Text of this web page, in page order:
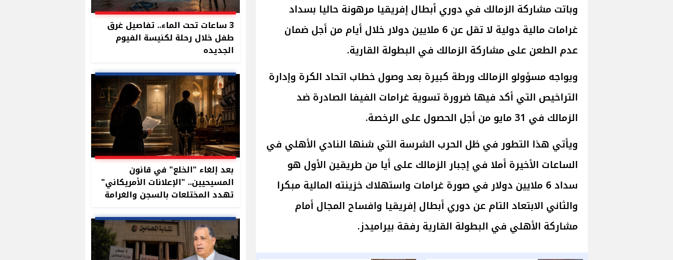
وباتت مشاركة الزمالك في دوري أبطال إفريقيا مرهونة حاليا بسداد
غرامات مالية دولية لا تقل عن 6 ملايين دولار خلال أيام من أجل ضمان
عدم الطعن على مشاركة الزمالك في البطولة القارية.
ويواجه مسؤولو الزمالك ورطة كبيرة بعد وصول خطاب اتحاد الكرة وإدارة
التراخيص التي أكد فيها ضرورة تسوية غرامات الفيفا الصادرة ضد
الزمالك في 31 مايو من أجل الحصول على الرخصة.
ويأتي هذا التطور في ظل الحرب الشرسة التي شنها النادي الأهلي في
الساعات الأخيرة أملا في إجبار الزمالك على أيا من طريقين الأول هو
سداد 6 ملايين دولار في صورة غرامات واستهلاك خزينته المالية مبكرا
والثاني الابتعاد التام عن دوري أبطال إفريقيا وافساح المجال أمام
مشاركة الأهلي في البطولة القارية رفقة بيراميدز.
3 ساعات تحت الماء.. تفاصيل غرق
طفل خلال رحلة لكنيسة الفيوم
الجديده
بعد إلغاء "الخلع" في قانون
المسيحيين.. "الإعلانات الأمريكاني"
تهدد المختلعات بالسجن والغرامة